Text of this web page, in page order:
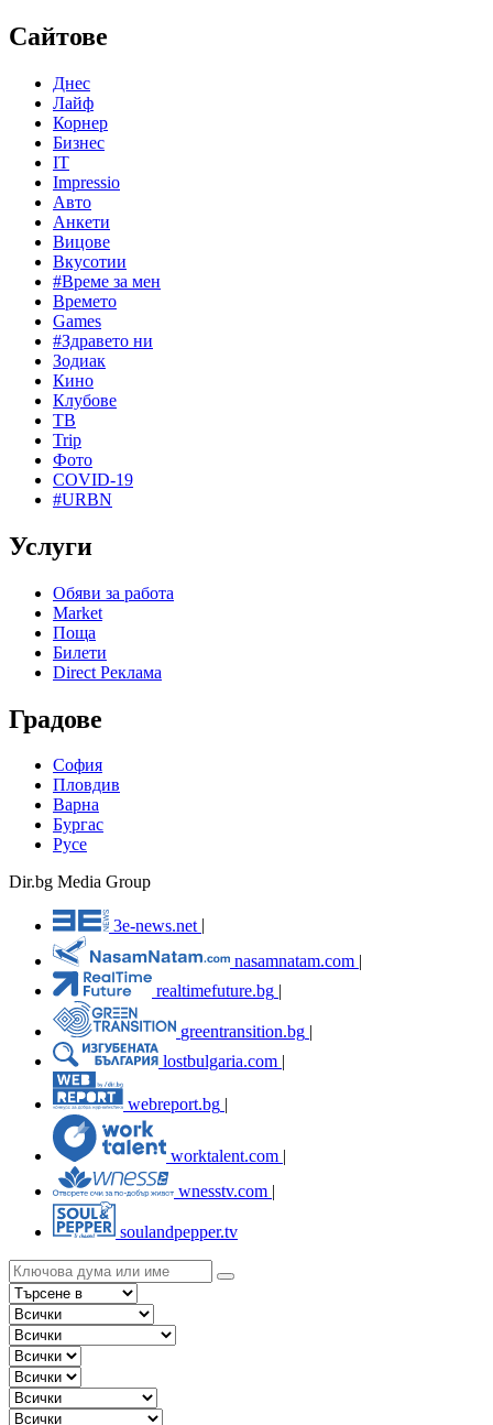
Сайтове
Днес
Лайф
Корнер
Бизнес
IT
Impressio
Авто
Анкети
Вицове
Вкусотии
#Време за мен
Времето
Games
#Здравето ни
Зодиак
Кино
Клубове
ТВ
Trip
Фото
COVID-19
#URBN
Услуги
Обяви за работа
Market
Поща
Билети
Direct Реклама
Градове
София
Пловдив
Варна
Бургас
Русе
Dir.bg Media Group
3e-news.net
nasamnatam.com |
realtimefuture.bg |
greentransition.bg |
lostbulgaria.com |
webreport.bg
worktalent.com |
wnesstv.com |
soulandpepper.tv